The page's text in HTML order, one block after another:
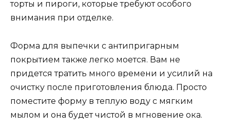
торты и пироги, которые требуют особого
внимания при отделке.
Форма для выпечки с антипригарным
покрытием также легко моется. Вам не
придется тратить много времени и усилий на
очистку после приготовления блюда. Просто
поместите форму в теплую воду с мягким
мылом и она будет чистой в мгновение ока.